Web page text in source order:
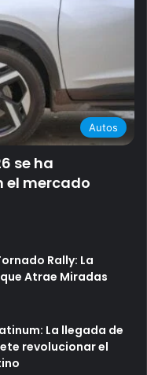
Autos
se ha
el mercado
Rally: La
Atrae Miradas
La llegada de
revolucionar el